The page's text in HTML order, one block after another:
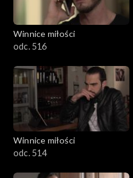
Winnice miłości
odc. 516
Winnice miłości
odc. 514